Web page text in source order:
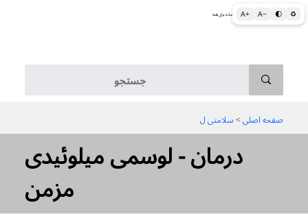
A+ A− 🌓 ♻ اطلاعات پزشکی و بهداشتی به زبان ساده برای همه
صفحه اصلی > سلامتی ل
درمان - لوسمی میلوئیدی
مزمن